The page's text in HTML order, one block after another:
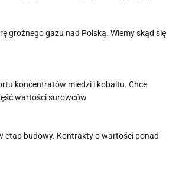
groźnego gazu nad Polską. Wiemy skąd się
koncentratów miedzi i kobaltu. Chce
wartości surowców
etap budowy. Kontrakty o wartości ponad